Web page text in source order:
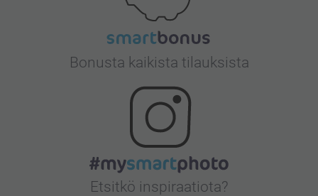
Bonusta kaikista tilauksista
Etsitkö inspiraatiota?